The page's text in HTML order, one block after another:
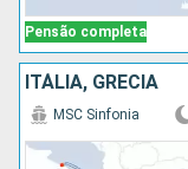
Pensão completa
ITÁLIA, GRÉCIA
MSC Sinfonia